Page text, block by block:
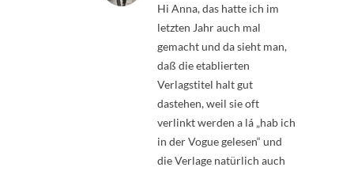
Hi Anna, das hatte ich im
letzten Jahr auch mal
gemacht und da sieht man,
daß die etablierten
Verlagstitel halt gut
dastehen, weil sie oft
verlinkt werden a lá „hab ich
in der Vogue gelesen“ und
die Verlage natürlich auch